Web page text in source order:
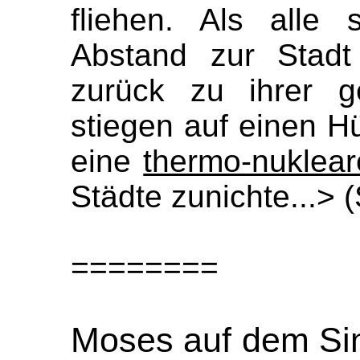
fliehen. Als alle
Abstand zur
zurück zu ihrer
stiegen auf einen
einethermo-
Städte zunichte...>
========
Moses auf dem